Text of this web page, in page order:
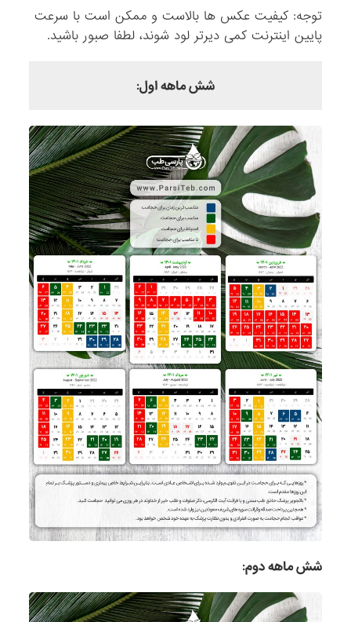
توجه: کیفیت عکس ها بالاست و ممکن است با سرعت
پایین اینترنت کمی دیرتر لود شوند، لطفا صبور باشید.
شش ماهه اول:
شش ماهه دوم: